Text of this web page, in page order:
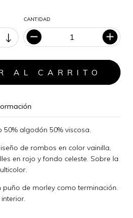
CANTIDAD
algodón 50% viscosa.
de rombos en color vainilla,
en rojo y fondo celeste. Sobre la
puño de morley como terminación.